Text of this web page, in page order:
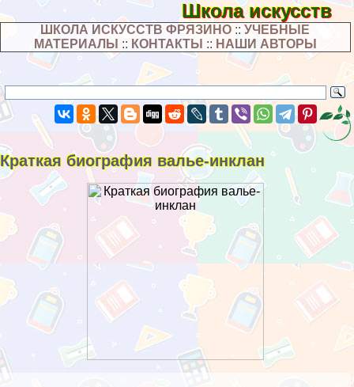
Школа искусств
ШКОЛА ИСКУССТВ ФРЯЗИНО ::УЧЕБНЫЕ
МАТЕРИАЛЫ :: КОНТАКТЫ :: НАШИ АВТОРЫ
Краткая биография валье-инклан